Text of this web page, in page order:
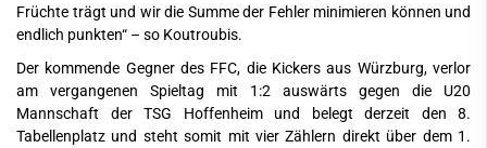
Früchte trägt und wir die Summe der Fehler minimieren können und
endlich punkten“ – so Koutroubis.
Der kommende Gegner des FFC, die Kickers aus Würzburg, verlor
am vergangenen Spieltag mit 1:2 auswärts gegen die U20
Mannschaft der TSG Hoffenheim und belegt derzeit den 8.
Tabellenplatz und steht somit mit vier Zählern direkt über dem 1.